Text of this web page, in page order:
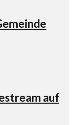
auf